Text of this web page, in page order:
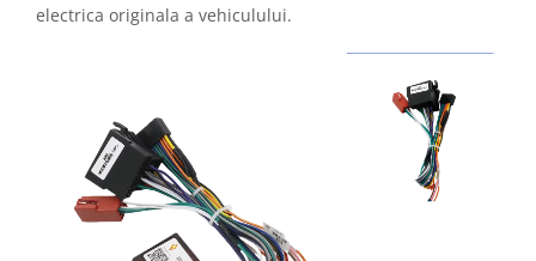
Camere BMW
Camere Opel
Camere Iveco
electrica originala a vehiculului.